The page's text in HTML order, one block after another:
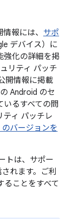
報には、 サポ
デバイス）に
強化の詳細を掲
リティ パッチ
開情報に掲載
Android のセ
いるすべての問
ティ パッチレ
バージョンを
トは、サポー
れます。ご利
ることをすべて